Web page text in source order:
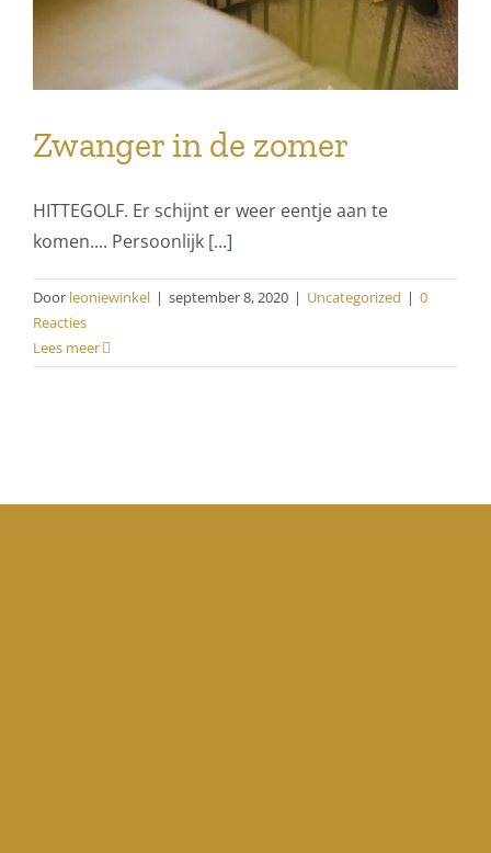
Zwanger in de zomer
HITTEGOLF. Er schijnt er weer eentje aan te
komen.... Persoonlijk [...]
Door leoniewinkel | september 8, 2020 | Uncategorized | 0
Reacties
Lees meer